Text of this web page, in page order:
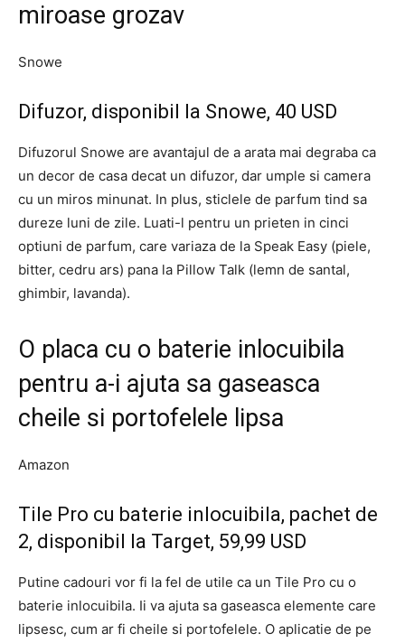
miroase grozav
Snowe
Difuzor, disponibil la Snowe, 40 USD
Difuzorul Snowe are avantajul de a arata mai degraba ca
un decor de casa decat un difuzor, dar umple si camera
cu un miros minunat. In plus, sticlele de parfum tind sa
dureze luni de zile. Luati-l pentru un prieten in cinci
optiuni de parfum, care variaza de la Speak Easy (piele,
bitter, cedru ars) pana la Pillow Talk (lemn de santal,
ghimbir, lavanda).
O placa cu o baterie inlocuibila
pentru a-i ajuta sa gaseasca
cheile si portofelele lipsa
Amazon
Tile Pro cu baterie inlocuibila, pachet de
2, disponibil la Target, 59,99 USD
Putine cadouri vor fi la fel de utile ca un Tile Pro cu o
baterie inlocuibila. Ii va ajuta sa gaseasca elemente care
lipsesc, cum ar fi cheile si portofelele. O aplicatie de pe